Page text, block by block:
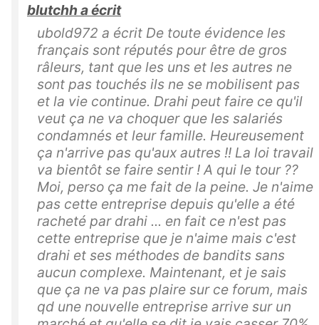
blutchh a écrit
ubold972 a écrit De toute évidence les
français sont réputés pour être de gros
râleurs, tant que les uns et les autres ne
sont pas touchés ils ne se mobilisent pas
et la vie continue. Drahi peut faire ce qu'il
veut ça ne va choquer que les salariés
condamnés et leur famille. Heureusement
ça n'arrive pas qu'aux autres !! La loi travail
va bientôt se faire sentir ! A qui le tour ??
Moi, perso ça me fait de la peine. Je n'aime
pas cette entreprise depuis qu'elle a été
racheté par drahi ... en fait ce n'est pas
cette entreprise que je n'aime mais c'est
drahi et ses méthodes de bandits sans
aucun complexe. Maintenant, et je sais
que ça ne va pas plaire sur ce forum, mais
qd une nouvelle entreprise arrive sur un